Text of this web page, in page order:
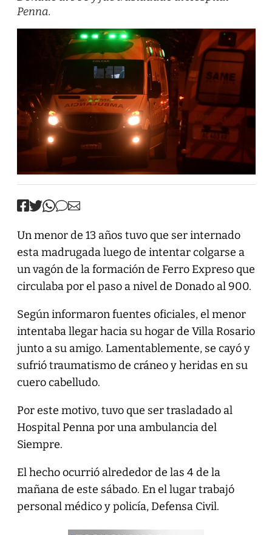
Penna.
Un menor de 13 años tuvo que ser internado
esta madrugada luego de intentar colgarse a
un vagón de la formación de Ferro Expreso que
circulaba por el paso a nivel de Donado al 900.
Según informaron fuentes oficiales, el menor
intentaba llegar hacia su hogar de Villa Rosario
junto a su amigo. Lamentablemente, se cayó y
sufrió traumatismo de cráneo y heridas en su
cuero cabelludo.
Por este motivo, tuvo que ser trasladado al
Hospital Penna por una ambulancia del
Siempre.
El hecho ocurrió alrededor de las 4 de la
mañana de este sábado. En el lugar trabajó
personal médico y policía, Defensa Civil.